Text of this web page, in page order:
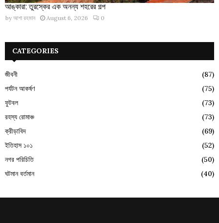
আঙ্কারা: তুরস্কের এক অনন্য শহরের গল্প
by আশা রহমান August 6, 2026 0
CATEGORIES
জীবনী
(87)
পর্যটন আকর্ষণ
(75)
ফুটবল
(73)
রহস্য রোমাঞ্চ
(73)
ক্রীড়াবিদ
(69)
ইতিহাস ১০১
(52)
নগর পরিচিতি
(50)
ঘটমান বর্তমান
(40)